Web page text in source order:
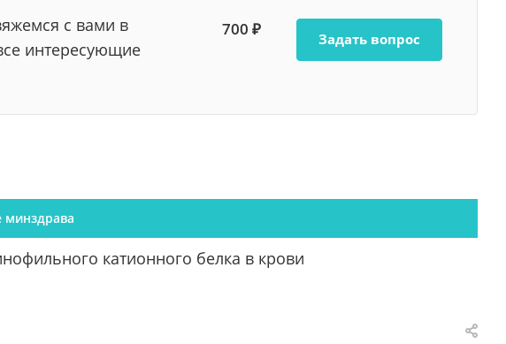
с вами в
интересующие
700 ₽ Задать вопрос
минздрава
катионного белка в крови